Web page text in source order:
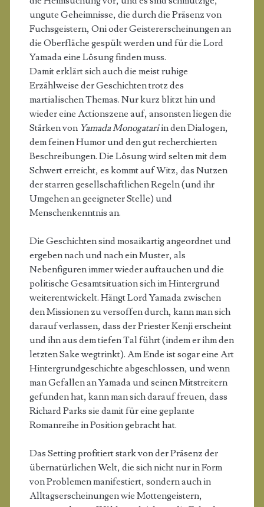
ungute Geheimnisse, die durch die Präsenz von
Fuchsgeistern, Oni oder Geistererscheinungen an
die Oberfläche gespült werden und für die Lord
Yamada eine Lösung finden muss.
Damit erklärt sich auch die meist ruhige
Erzählweise der Geschichten trotz des
martialischen Themas. Nur kurz blitzt hin und
wieder eine Actionszene auf, ansonsten liegen die
Stärken von Yamada Monogatariin den Dialogen,
dem feinen Humor und den gut recherchierten
Beschreibungen. Die Lösung wird selten mit dem
Schwert erreicht, es kommt auf Witz, das Nutzen
der starren gesellschaftlichen Regeln (und ihr
Umgehen an geeigneter Stelle) und
Menschenkenntnis an.
Die Geschichten sind mosaikartig angeordnet und
ergeben nach und nach ein Muster, als
Nebenfiguren immer wieder auftauchen und die
politische Gesamtsituation sich im Hintergrund
weiterentwickelt. Hängt Lord Yamada zwischen
den Missionen zu versoffen durch, kann man sich
darauf verlassen, dass der Priester Kenji erscheint
und ihn aus dem tiefen Tal führt (indem er ihm den
letzten Sake wegtrinkt). Am Ende ist sogar eine Art
Hintergrundgeschichte abgeschlossen, und wenn
man Gefallen an Yamada und seinen Mitstreitern
gefunden hat, kann man sich darauf freuen, dass
Richard Parks sie damit für eine geplante
Romanreihe in Position gebracht hat.
Das Setting profitiert stark von der Präsenz der
übernatürlichen Welt, die sich nicht nur in Form
von Problemen manifestiert, sondern auch in
Alltagserscheinungen wie Mottengeistern,